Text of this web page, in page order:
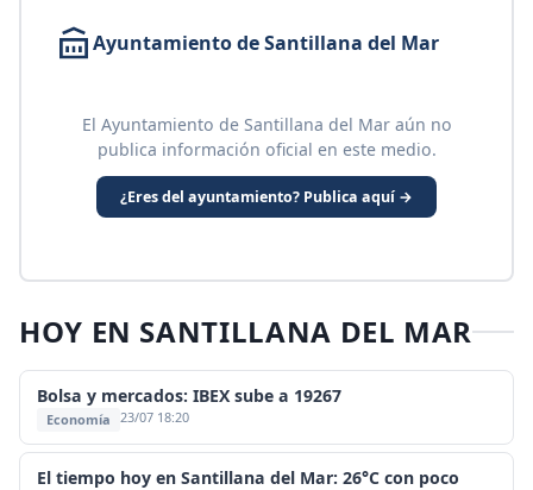
Ayuntamiento de Santillana del Mar
El Ayuntamiento de Santillana del Mar aún no
publica información oficial en este medio.
¿Eres del ayuntamiento? Publica aquí →
HOY EN SANTILLANA DEL MAR
Bolsa y mercados: IBEX sube a 19267
Economía 23/07 18:20
El tiempo hoy en Santillana del Mar: 26°C con poco